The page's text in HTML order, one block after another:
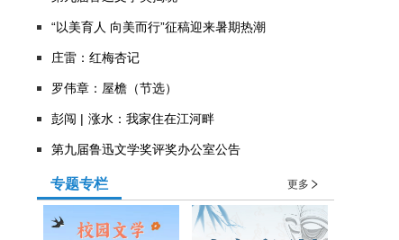
“以美育人 向美而行”征稿迎来暑期热潮
庄雷：红梅杏记
罗伟章：屋檐（节选）
彭闯 | 涨水：我家住在江河畔
第九届鲁迅文学奖评奖办公室公告
专题专栏 更多